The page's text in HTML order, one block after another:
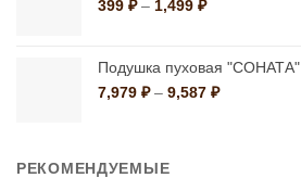
399 ₽ – 1,499 ₽Диапазон
–
1,499 ₽
Подушка пуховая "СОНАТА"
7,979 ₽ – 9,587 ₽Диапазон
РЕКОМЕНДУЕМЫЕ